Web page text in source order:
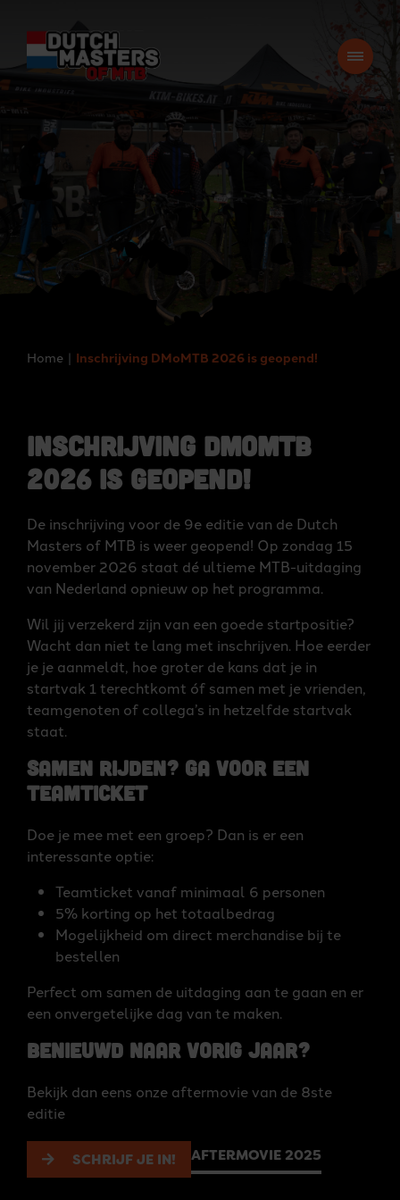
Home Inschrijving DMoMTB 2026 is geopend!
Inschrijving DMoMTB
2026 is geopend!
De inschrijving voor de 9e editie van de Dutch
Masters of MTB is weer geopend! Op zondag 15
november 2026 staat dé ultieme MTB-uitdaging
van Nederland opnieuw op het programma.
Wil jij verzekerd zijn van een goede startpositie?
Wacht dan niet te lang met inschrijven. Hoe eerder
je je aanmeldt, hoe groter de kans dat je in
startvak 1 terechtkomt óf samen met je vrienden,
teamgenoten of collega’s in hetzelfde startvak
staat.
Samen rijden? Ga voor een
teamticket
Doe je mee met een groep? Dan is er een
interessante optie:
Teamticket vanaf minimaal 6 personen
5% korting op het totaalbedrag
Mogelijkheid om direct merchandise bij te
bestellen
Perfect om samen de uitdaging aan te gaan en er
een onvergetelijke dag van te maken.
Benieuwd naar vorig jaar?
Bekijk dan eens onze aftermovie van de 8ste
editie
SCHRIJF JE IN! AFTERMOVIE 2025